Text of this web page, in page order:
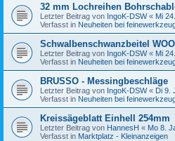
32 mm Lochreihen
Letzter Beitrag von IngoK-DSW« Mi
Verfasst in Neuheiten bei
Schwalbenschwanzbeitel
Letzter Beitrag von IngoK-DSW« Mi
Verfasst in Neuheiten bei
BRUSSO - Messingbeschläge
Letzter Beitrag von IngoK-DSW« Di 9.
Verfasst in Neuheiten bei
Kreissägeblatt Einhell 254mm
Letzter Beitrag von HannesH « Mo 8.
Verfasst in Marktplatz - Kleinanzeigen